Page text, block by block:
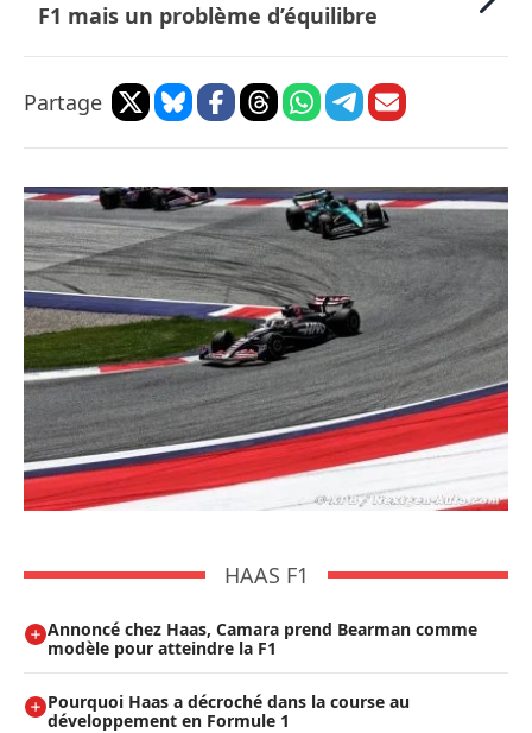
F1 mais un problème d’équilibre
Partage
HAAS F1
Annoncé chez Haas, Camara prend Bearman comme
modèle pour atteindre la F1
Pourquoi Haas a décroché dans la course au
développement en Formule 1